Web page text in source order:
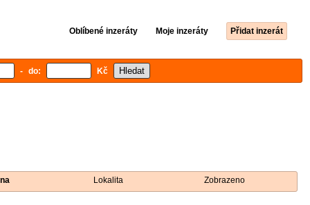
Oblíbené inzeráty Moje inzeráty Přidat inzerát
- do: Kč
Lokalita Zobrazeno